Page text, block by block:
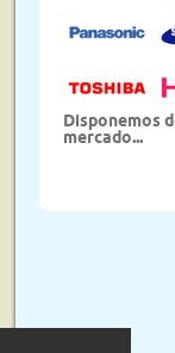
Disponemos
mercado...